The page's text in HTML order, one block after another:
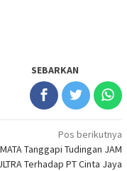
SEBARKAN
Pos berikutnya
Tanggapi Tudingan JAM
Terhadap PT Cinta Jaya